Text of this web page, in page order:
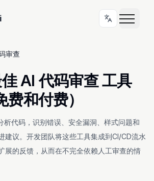
审查
AI 代码审查 工具
和付费）
析代码，识别错误、安全漏洞、样式问题和
建议。开发团队将这些工具集成到CI/CD流水
展的反馈，从而在不完全依赖人工审查的情